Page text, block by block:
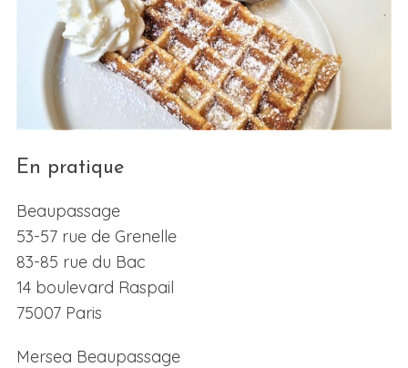
En pratique
Beaupassage
53-57 rue de Grenelle
83-85 rue du Bac
14 boulevard Raspail
75007 Paris
Mersea Beaupassage